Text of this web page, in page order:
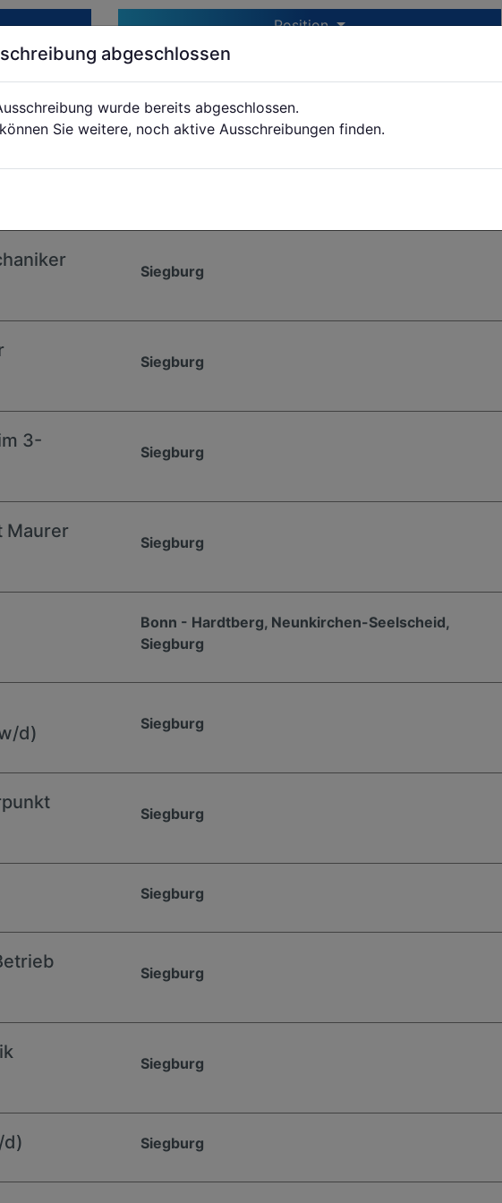
Position
Siegburg
d)
Siegburg
Siegburg
3-
Siegburg
Maurer
Siegburg
Bonn - Hardtberg, Neunkirchen-Seelscheid,
Siegburg
d)
Siegburg
Siegburg
Siegburg
Siegburg
Siegburg
d) Siegburg
abgeschlossen
wurde bereits abgeschlossen.
Sie weitere, noch aktive Ausschreibungen finden.